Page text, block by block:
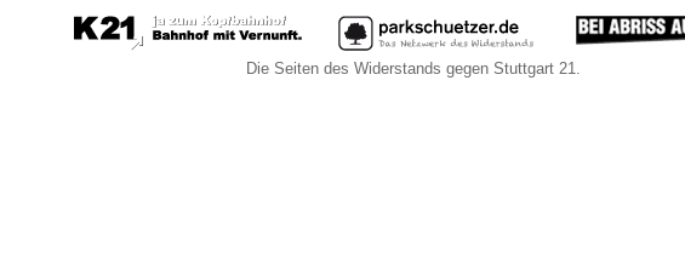
Die Seiten des Widerstands gegen Stuttgart 21.